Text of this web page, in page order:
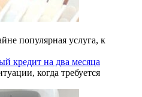
популярная услуга, к
кредит на два месяца
когда требуется